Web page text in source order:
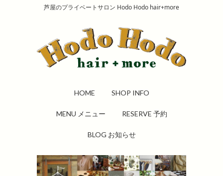
芦屋のプライベートサロン Hodo Hodo hair+more
HOME SHOP INFO
MENU メニュー RESERVE 予約
BLOG お知らせ